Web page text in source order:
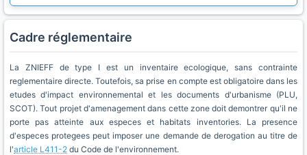
Cadre réglementaire
La ZNIEFF de type I est un inventaire ecologique, sans contrainte
reglementaire directe. Toutefois, sa prise en compte est obligatoire dans les
etudes d'impact environnemental et les documents d'urbanisme (PLU,
SCOT). Tout projet d'amenagement dans cette zone doit demontrer qu'il ne
porte pas atteinte aux especes et habitats inventories. La presence
d'especes protegees peut imposer une demande de derogation au titre de
l'article L411-2 du Code de l'environnement.